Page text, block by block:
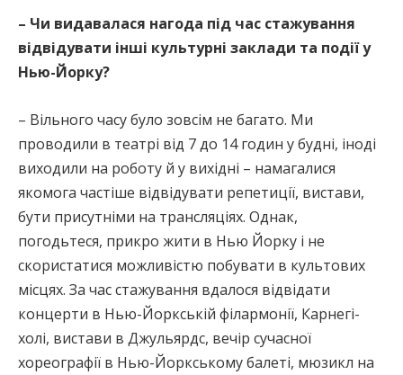
– Чи видавалася нагода під час стажування
відвідувати інші культурні заклади та події у
Нью-Йорку?
– Вільного часу було зовсім не багато. Ми
проводили в театрі від 7 до 14 годин у будні, іноді
виходили на роботу й у вихідні – намагалися
якомога частіше відвідувати репетиції, вистави,
бути присутніми на трансляціях. Однак,
погодьтеся, прикро жити в Нью Йорку і не
скористатися можливістю побувати в культових
місцях. За час стажування вдалося відвідати
концерти в Нью-Йоркській філармонії, Карнегі-
холі, вистави в Джульярдс, вечір сучасної
хореографії в Нью-Йоркському балеті, мюзикл на